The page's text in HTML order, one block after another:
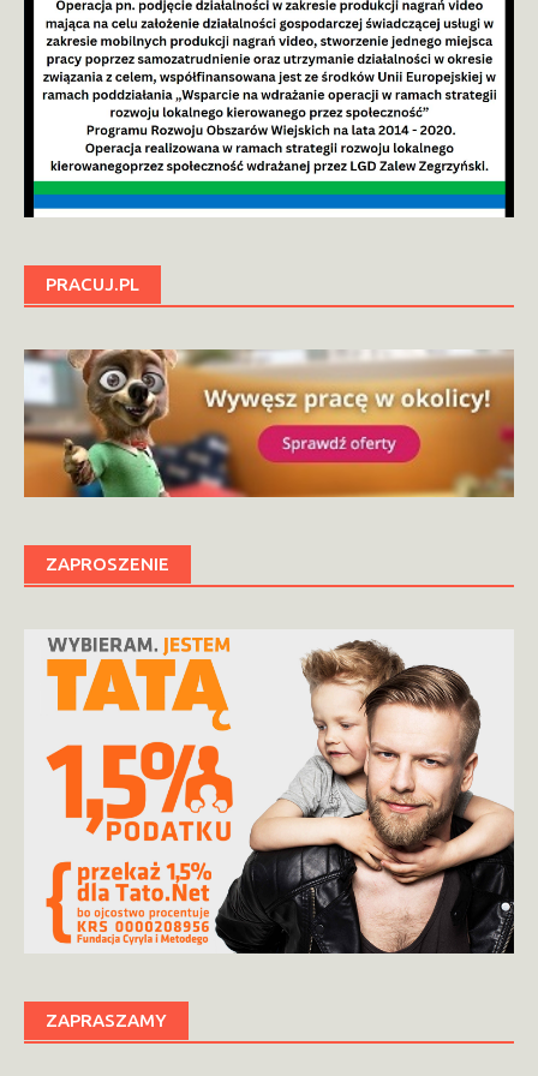
PRACUJ.PL
ZAPROSZENIE
ZAPRASZAMY